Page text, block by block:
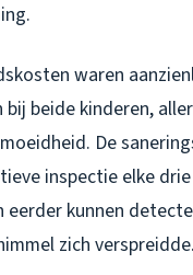
waren
beide kinderen,
De
inspectie elke
eerder kunnen
zich verspreidde.